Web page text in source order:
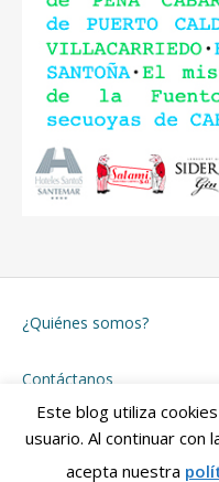
¿Quiénes somos?
Contáctanos
Este blog utiliza
usuario. Al continuar con
acepta nuestra